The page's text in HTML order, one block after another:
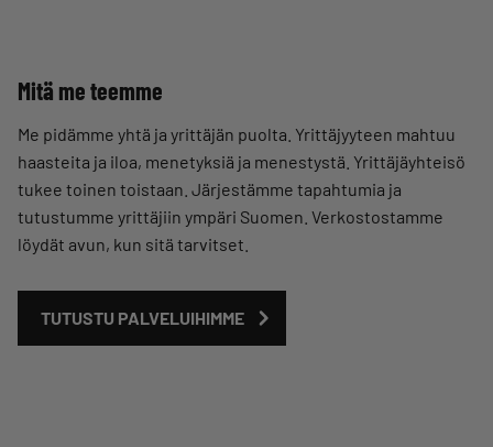
Mitä me teemme
Me pidämme yhtä ja yrittäjän puolta. Yrittäjyyteen mahtuu
haasteita ja iloa, menetyksiä ja menestystä. Yrittäjäyhteisö
tukee toinen toistaan. Järjestämme tapahtumia ja
tutustumme yrittäjiin ympäri Suomen. Verkostostamme
löydät avun, kun sitä tarvitset.
TUTUSTU PALVELUIHIMME